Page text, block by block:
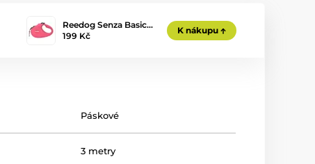
Reedog Senza Basic…
199 Kč
K nákupu
Páskové
3 metry